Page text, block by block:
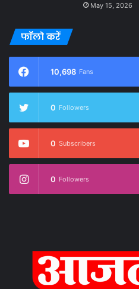
May 15, 2026
फॉलो करें
10,698 Fans
0 Followers
0 Subscribers
0 Followers